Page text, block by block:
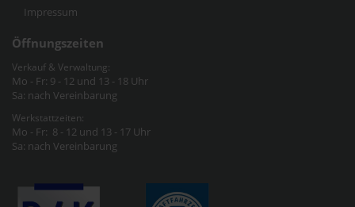
Impressum
Öffnungszeiten
Verkauf & Verwaltung:
Mo - Fr: 9 - 12 und 13 - 18 Uhr
Sa: nach Vereinbarung
Werkstattzeiten:
Mo - Fr: 8 - 12 und 13 - 17 Uhr
Sa: nach Vereinbarung